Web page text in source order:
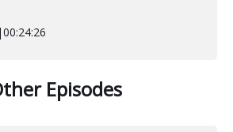
|00:24:26
Episodes